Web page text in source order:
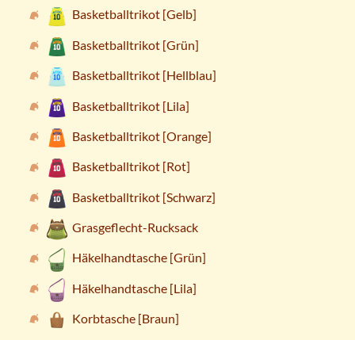
Basketballtrikot [Gelb]
Basketballtrikot [Grün]
Basketballtrikot [Hellblau]
Basketballtrikot [Lila]
Basketballtrikot [Orange]
Basketballtrikot [Rot]
Basketballtrikot [Schwarz]
Grasgeflecht-Rucksack
Häkelhandtasche [Grün]
Häkelhandtasche [Lila]
Korbtasche [Braun]